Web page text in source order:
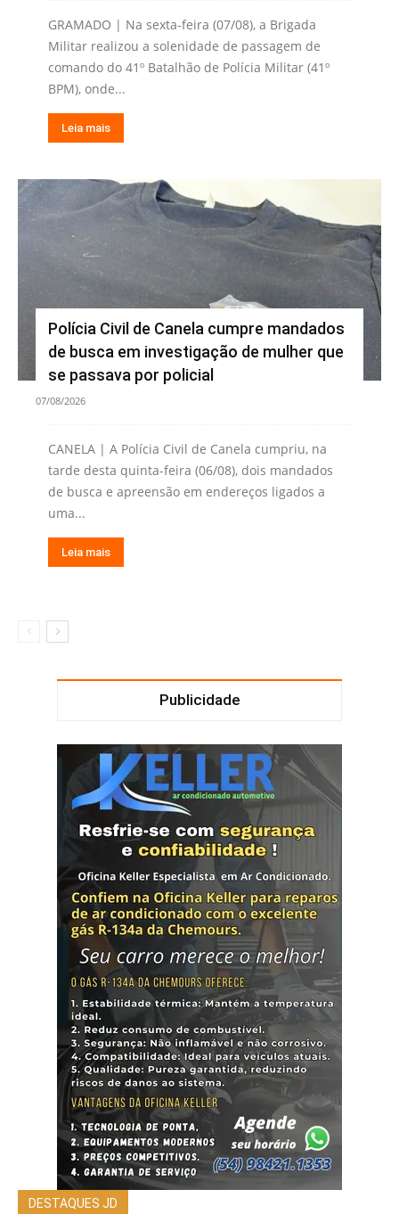
GRAMADO | Na sexta-feira (07/08), a Brigada
Militar realizou a solenidade de passagem de
comando do 41º Batalhão de Polícia Militar (41º
BPM), onde...
Leia mais
Polícia Civil de Canela cumpre mandados
de busca em investigação de mulher que
se passava por policial
07/08/2026
CANELA | A Polícia Civil de Canela cumpriu, na
tarde desta quinta-feira (06/08), dois mandados
de busca e apreensão em endereços ligados a
uma...
Leia mais
Publicidade
DESTAQUES JD